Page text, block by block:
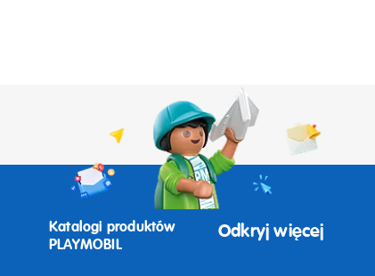
Katalogi produktów
PLAYMOBIL
Odkryj więcej